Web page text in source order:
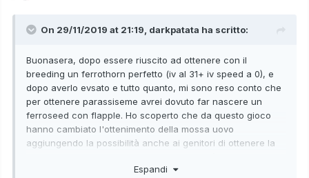
On 29/11/2019 at 21:19, darkpatata ha scritto:
Buonasera, dopo essere riuscito ad ottenere con il
breeding un ferrothorn perfetto (iv al 31+ iv speed a 0), e
dopo averlo evsato e tutto quanto, mi sono reso conto che
per ottenere parassiseme avrei dovuto far nascere un
ferroseed con flapple. Ho scoperto che da questo gioco
hanno cambiato l'ottenimento della mossa uovo
aggiungendo la possibilità anche ai genitori di ottenere la
vacca tutto il mio lavoro. Ho lasciato alla pensione flapple
Espandi